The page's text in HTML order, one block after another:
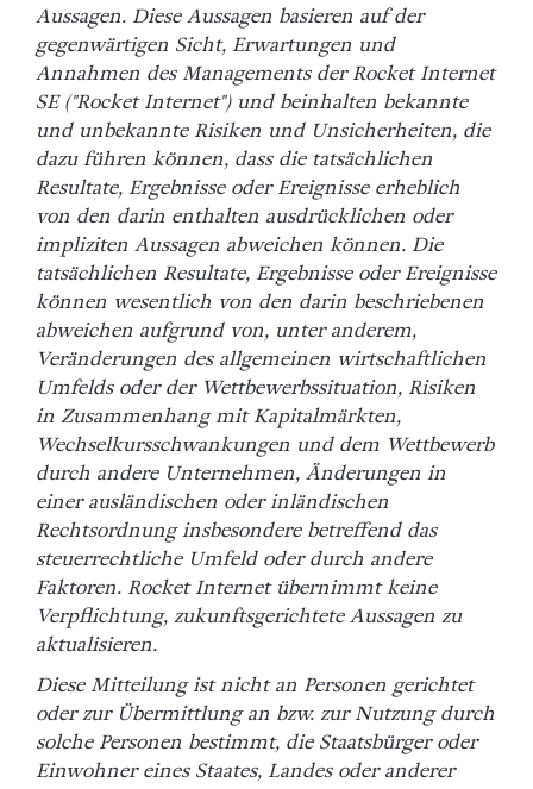
Aussagen. Diese Aussagen basieren auf der
gegenwärtigen Sicht, Erwartungen und
Annahmen des Managements der Rocket Internet
SE ("Rocket Internet") und beinhalten bekannte
und unbekannte Risiken und Unsicherheiten, die
dazu führen können, dass die tatsächlichen
Resultate, Ergebnisse oder Ereignisse erheblich
von den darin enthalten ausdrücklichen oder
impliziten Aussagen abweichen können. Die
tatsächlichen Resultate, Ergebnisse oder Ereignisse
können wesentlich von den darin beschriebenen
abweichen aufgrund von, unter anderem,
Veränderungen des allgemeinen wirtschaftlichen
Umfelds oder der Wettbewerbssituation, Risiken
in Zusammenhang mit Kapitalmärkten,
Wechselkursschwankungen und dem Wettbewerb
durch andere Unternehmen, Änderungen in
einer ausländischen oder inländischen
Rechtsordnung insbesondere betreffend das
steuerrechtliche Umfeld oder durch andere
Faktoren. Rocket Internet übernimmt keine
Verpflichtung, zukunftsgerichtete Aussagen zu
aktualisieren.
Diese Mitteilung ist nicht an Personen gerichtet
oder zur Übermittlung an bzw. zur Nutzung durch
solche Personen bestimmt, die Staatsbürger oder
Einwohner eines Staates, Landes oder anderer